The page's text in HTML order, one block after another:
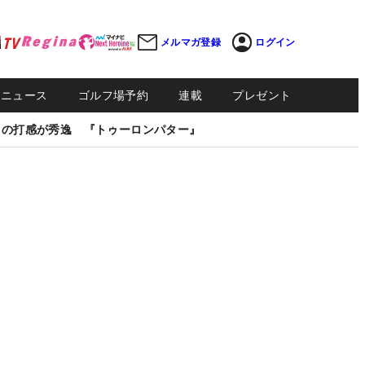
メルマガ登録 ログイン
ュース ゴルフ場予約 連載 プレゼント
打感が秀逸 『トゥーロンパター』